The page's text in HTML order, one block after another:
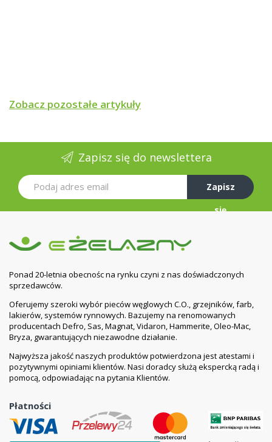
Zobacz pozostałe artykuły
Zapisz się do newslettera
Zapisz
się
Ponad 20-letnia obecnośc na rynku czyni z nas doświadczonych
sprzedawców.
Oferujemy szeroki wybór pieców węglowych C.O., grzejników, farb,
lakierów, systemów rynnowych. Bazujemy na renomowanych
producentach Defro, Sas, Magnat, Vidaron, Hammerite, Oleo-Mac,
Bryza, gwarantujących niezawodne działanie.
Najwyższa jakość naszych produktów potwierdzona jest atestami i
pozytywnymi opiniami klientów. Nasi doradcy służą ekspercką radą i
pomocą, odpowiadając na pytania Klientów.
Płatności